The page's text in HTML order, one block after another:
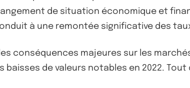
de situation économique et
à une remontée significative des
conséquences majeures sur les
de valeurs notables en 2022.